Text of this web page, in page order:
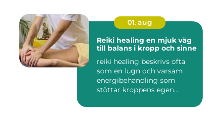
01. aug
Reiki healing en mjuk väg
till balans i kropp och sinne
reiki healing beskrivs ofta
som en lugn och varsam
energibehandling som
stöttar kroppens egen